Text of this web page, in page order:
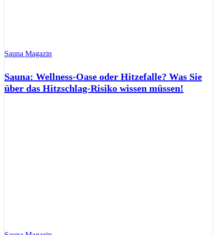
Sauna Magazin
Sauna: Wellness-Oase oder Hitzefalle? Was Sie
über das Hitzschlag-Risiko wissen müssen!